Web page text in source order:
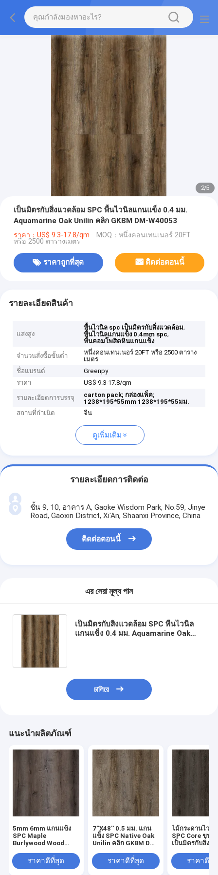
2/5
เป็นมิตรกับสิ่งแวดล้อม SPC พื้นไวนิลแกนแข็ง 0.4 มม.
Aquamarine Oak Unilin คลิก GKBM DM-W40053
ราคา：US$ 9.3-17.8/qm MOQ：หนึ่งคอนเทนเนอร์ 20FT
หรือ 2500 ตารางเมตร
ราคาถูกที่สุด ติดต่อตอนนี้
รายละเอียดสินค้า
แสงสูง
พื้นไวนิล spc เป็นมิตรกับสิ่งแวดล้อม,
พื้นไวนิลแกนแข็ง 0.4mm spc,
พื้นคอมโพสิตหินแกนแข็ง
จำนวนสั่งซื้อขั้นต่ำ
หนึ่งคอนเทนเนอร์ 20FT หรือ 2500 ตาราง
เมตร
ชื่อแบรนด์
Greenpy
ราคา
US$ 9.3-17.8/qm
รายละเอียดการบรรจุ carton pack; กล่องแพ็ค;
1238*195*55mm 1238*195*55มม.
สถานที่กำเนิด
จีน
ดูเพิ่มเติม
รายละเอียดการติดต่อ
ชั้น 9, 10, อาคาร A, Gaoke Wisdom Park, No.59, Jinye
Road, Gaoxin District, Xi'An, Shaanxi Province, China
ติดต่อตอนนี้
এর সেরা মূল্য পান
เป็นมิตรกับสิ่งแวดล้อม SPC พื้นไวนิล
แกนแข็ง 0.4 มม. Aquamarine Oak
চালিয়ে
แนะนำผลิตภัณฑ์
5mm 6mm แกนแข็ง
SPC Maple
Burlywood Wood
W40008ราคาดีที่สุด
7''X48'' 0.5 มม. แกน
แข็ง SPC Native Oak
Unilin คลิก GKBM DM-
ราคาดีที่สุด
ไม้กระดานไวนิ
SPC Core ขนา
เป็นมิตรกับสิ่งแ
Mantling Oak
DM-W40054
ราคาดีที่